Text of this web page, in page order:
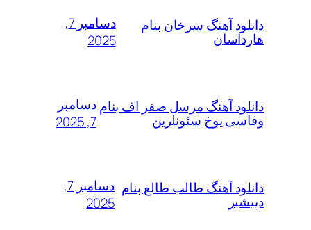
آهنگ سرخان بنام
آهنگ مرسل صفر اف بنام
یوخ سئونلرین
دسامبر
7, 2025
آهنگ طالب طالع بنام
دسامبر 7,